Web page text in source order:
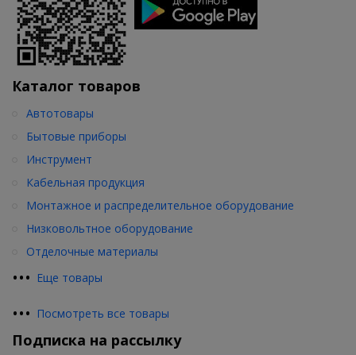
Каталог товаров
••• Еще товары
Автотовары
Бытовые приборы
Инструмент
Кабельная продукция
Монтажное и распределительное оборудование
Низковольтное оборудование
Отделочные материалы
••• Посмотреть все товары
Подписка на рассылку